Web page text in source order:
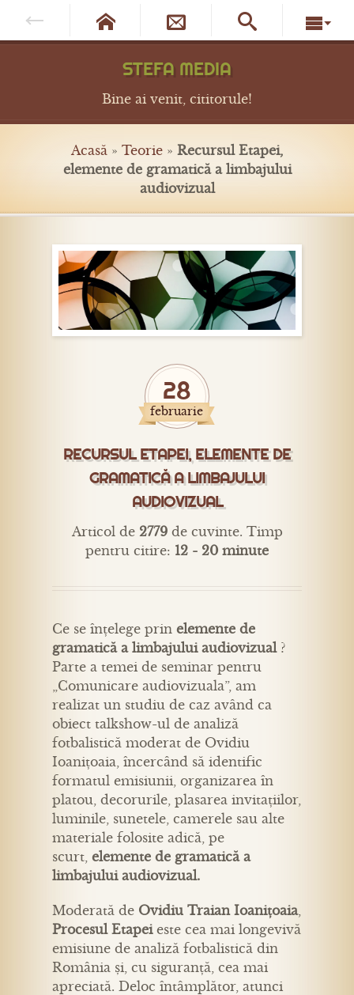
STEFA MEDIA
Bine ai venit, cititorule!
Acasă » Teorie » Recursul Etapei,
elemente de gramatică a limbajului
audiovizual
28
februarie
RECURSUL ETAPEI, ELEMENTE DE
GRAMATICĂ A LIMBAJULUI
AUDIOVIZUAL
Articol de 2779de cuvinte. Timp
pentru citire: 12 - 20 minute
Ce se înțelege prin elemente de
gramatică a limbajului audiovizual?
Parte a temei de seminar pentru
„Comunicare audiovizuala”, am
realizat un studiu de caz având ca
obiect talkshow-ul de analiză
fotbalistică moderat de Ovidiu
Ioanițoaia, încercând să identific
formatul emisiunii, organizarea în
platou, decorurile, plasarea invitațiilor,
luminile, sunetele, camerele sau alte
materiale folosite adică, pe
scurt, elemente de gramatică a
limbajului audiovizual.
Moderată de Ovidiu Traian Ioanițoaia,
Procesul Etapeieste cea mai longevivă
emisiune de analiză fotbalistică din
România și, cu siguranță, cea mai
apreciată. Deloc întâmplător, atunci
   